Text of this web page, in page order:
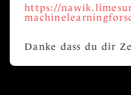
https://
Danke dass du dir